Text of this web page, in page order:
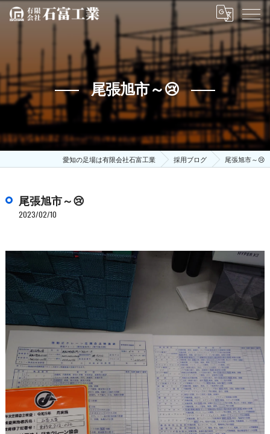
尾張旭市～😢
愛知の足場は有限会社石富工業 採用ブログ 尾張旭市～😢
尾張旭市～😢
2023/02/10